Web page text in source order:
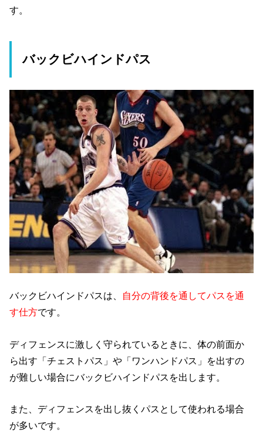
す。
バックビハインドパス
バックビハインドパスは、 自分の背後を通してパスを通
す仕方です。
ディフェンスに激しく守られているときに、体の前面か
ら出す「チェストパス」や「ワンハンドパス」を出すの
が難しい場合にバックビハインドパスを出します。
また、ディフェンスを出し抜くパスとして使われる場合
が多いです。